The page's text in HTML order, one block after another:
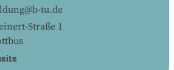
tu.de
Straße 1